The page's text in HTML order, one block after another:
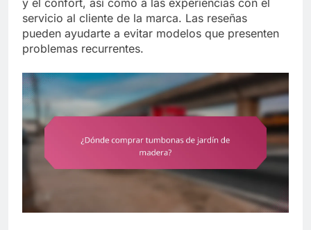
y el confort, así como a las experiencias con el
servicio al cliente de la marca. Las reseñas
pueden ayudarte a evitar modelos que presenten
problemas recurrentes.